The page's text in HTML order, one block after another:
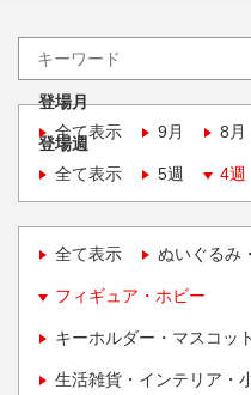
登場月
全て表示
9月 8月
登場週
全て表示
5週 4週
全て表示 ぬいぐるみ
フィギュア・ホビー
キーホルダー・マスコッ
生活雑貨・インテリア・